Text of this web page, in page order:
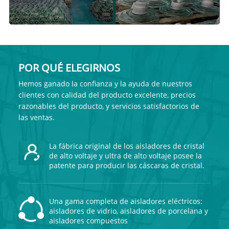
POR QUÉ ELEGIRNOS
Hemos ganado la confianza y la ayuda de nuestros
clientes con calidad del producto excelente, precios
razonables del producto, y servicios satisfactorios de
las ventas.
La fábrica original de los aisladores de cristal
de alto voltaje y ultra de alto voltaje posee la
patente para producir las cáscaras de cristal.
Una gama completa de aisladores eléctricos:
aisladores de vidrio, aisladores de porcelana y
aisladores compuestos